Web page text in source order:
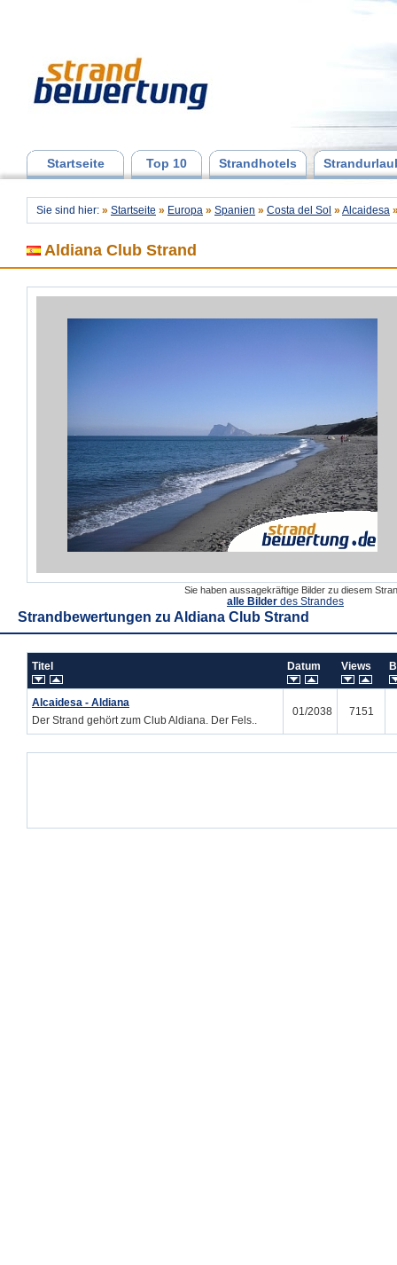
Startseite Top 10 Strandhotels
Sie sind hier: » Startseite » Europa » Spanien » Costa del Sol » Alcaidesa
Aldiana Club Strand
Sie haben aussagekräftige Bilder zu diesem
alle Bilder des Strandes
Strandbewertungen zu Aldiana Club Strand
Titel Datum Views
Alcaidesa - Aldiana
Der Strand gehört zum Club Aldiana. Der Fels..
01/2038 7151